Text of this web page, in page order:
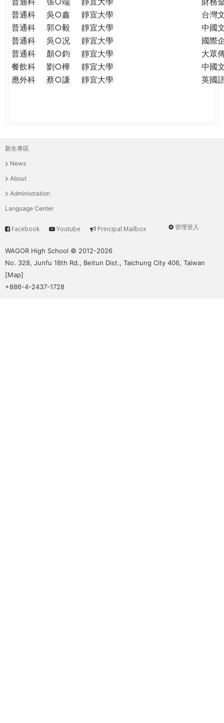
普通科
吳○鑫 靜宜大學
台灣
普通科
郭○毅 靜宜大學
中國
普通科
吳○况 靜宜大學
國際
普通科
顏○鈞 靜宜大學
大眾
餐飲科
劉○樺 靜宜大學
中國
應外科
蔡○謙 靜宜大學 英國
主
選
單
新生專區
News
About
Administration
Language Center
User
管理登入
Service
Facebook Youtube Principal Mailbox
WAGOR High School © 2012-2026
No. 328, Junfu 18th Rd., Beitun Dist., Taichung City 406, Taiwan
[Map]
+886-4-2437-1728